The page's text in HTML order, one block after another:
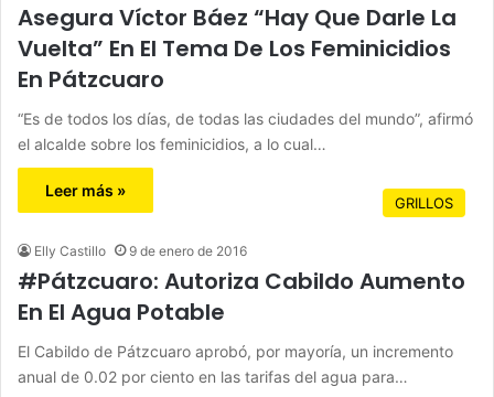
Asegura Víctor Báez “Hay Que Darle La
Vuelta” En El Tema De Los Feminicidios
En Pátzcuaro
“Es de todos los días, de todas las ciudades del mundo”, afirmó
el alcalde sobre los feminicidios, a lo cual…
Leer más »
GRILLOS
Elly Castillo 9 de enero de 2016
#Pátzcuaro: Autoriza Cabildo Aumento
En El Agua Potable
El Cabildo de Pátzcuaro aprobó, por mayoría, un incremento
anual de 0.02 por ciento en las tarifas del agua para…